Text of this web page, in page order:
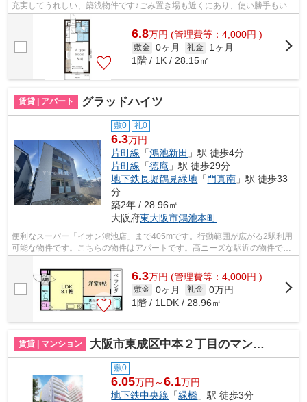
充実してうれしい、築浅物件です♪ごみ置き場も近くにあり、使い勝手もいい
です♪防犯対策もバッチリなマンショ...
6.8万円 (管理費等：4,000円 )
敷金 0ヶ月 礼金
1ヶ月
1階 / 1K / 28.15㎡
賃貸 | アパート グラッドハイツ
敷0 礼0
6.3万円
片町線 「鴻池新田 」駅 徒歩4分
片町線 「徳庵 」駅 徒歩29分
地下鉄長堀鶴見緑地 「 門真南 」駅 徒歩33
分
築2年 / 28.96㎡
大阪府東大阪市鴻池本町
便利なスーパー「イオン鴻池店」まで405mです。行動範囲が広がる2駅利用
可能な物件です。こちらの物件はアパートです。高ニーズな駅近の物件で、
6.3万円 (管理費等：4,000円 )
敷金 0ヶ月 礼金 0万円
1階 / 1LDK / 28.96㎡
賃貸 | マンション 大阪市東成区中本２丁目のマンション
敷0
6.05万円～6.1万円
地下鉄中央線 「緑橋 」駅 徒歩3分